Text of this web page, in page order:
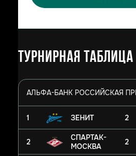
Турнирная таблица
1 ЗЕНИТ 2
2
СПАРТАК-
МОСКВА
2